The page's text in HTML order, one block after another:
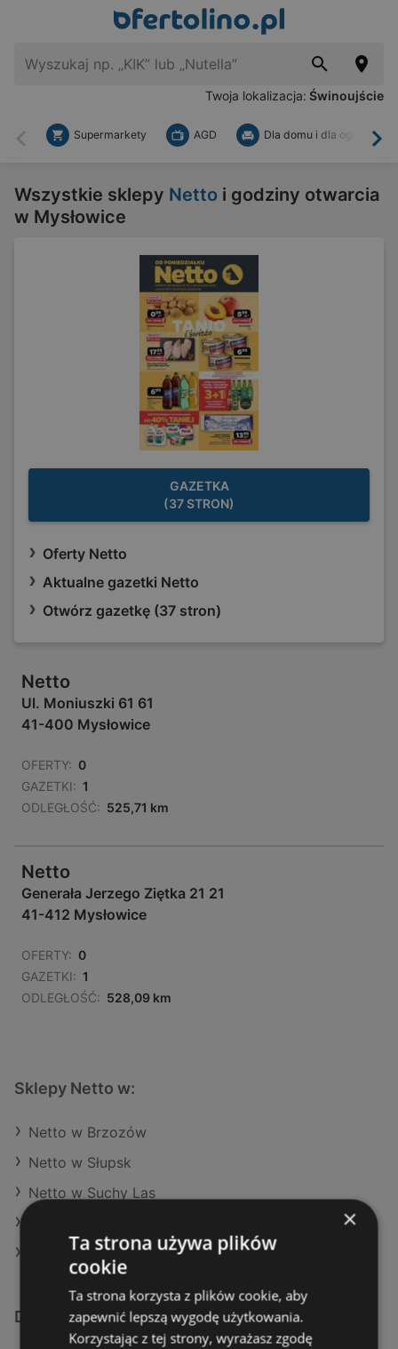
Twoja lokalizacja: Świnoujście
Wstecz
Supermarkety AGD Dla domu i dla ogrodu
Wszystkie sklepy Netto i godziny otwarcia
w Mysłowice
GAZETKA
(37 STRON)
Oferty Netto
Aktualne gazetki Netto
Otwórz gazetkę (37 stron)
Netto
Ul. Moniuszki 61 61
41-400 Mysłowice
OFERTY: 0
GAZETKI: 1
ODLEGŁOŚĆ: 525,71 km
Netto
Generała Jerzego Ziętka 21 21
41-412 Mysłowice
OFERTY: 0
GAZETKI: 1
ODLEGŁOŚĆ: 528,09 km
Sklepy Netto w:
Netto w Brzozów
Netto w Słupsk
Netto w Suchy Las
Netto w Czaplinek
Dodatkowe łącza
×
Ta strona używa plików
cookie
Ta strona korzysta z plików cookie, aby
zapewnić lepszą wygodę użytkowania.
Korzystając z tej strony, wyrażasz zgodę